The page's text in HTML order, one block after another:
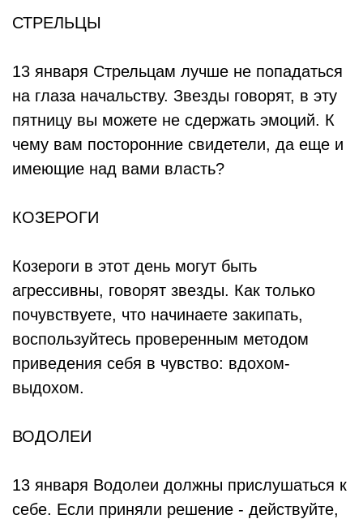
СТРЕЛЬЦЫ
13 января Стрельцам лучше не попадаться
на глаза начальству. Звезды говорят, в эту
пятницу вы можете не сдержать эмоций. К
чему вам посторонние свидетели, да еще и
имеющие над вами власть?
КОЗЕРОГИ
Козероги в этот день могут быть
агрессивны, говорят звезды. Как только
почувствуете, что начинаете закипать,
воспользуйтесь проверенным методом
приведения себя в чувство: вдохом-
выдохом.
ВОДОЛЕИ
13 января Водолеи должны прислушаться к
себе. Если приняли решение - действуйте,